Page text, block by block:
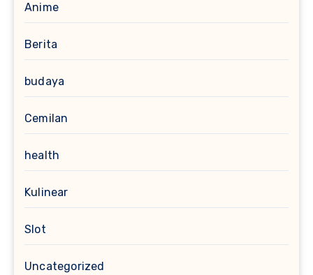
Anime
Berita
budaya
Cemilan
health
Kulinear
Slot
Uncategorized